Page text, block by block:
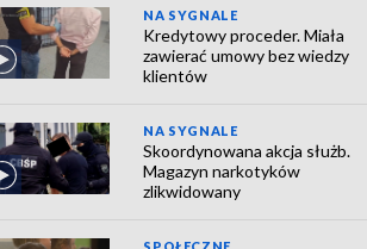
NA SYGNALE
Kredytowy proceder. Miała
zawierać umowy bez wiedzy
klientów
NA SYGNALE
Skoordynowana akcja służb.
Magazyn narkotyków
zlikwidowany